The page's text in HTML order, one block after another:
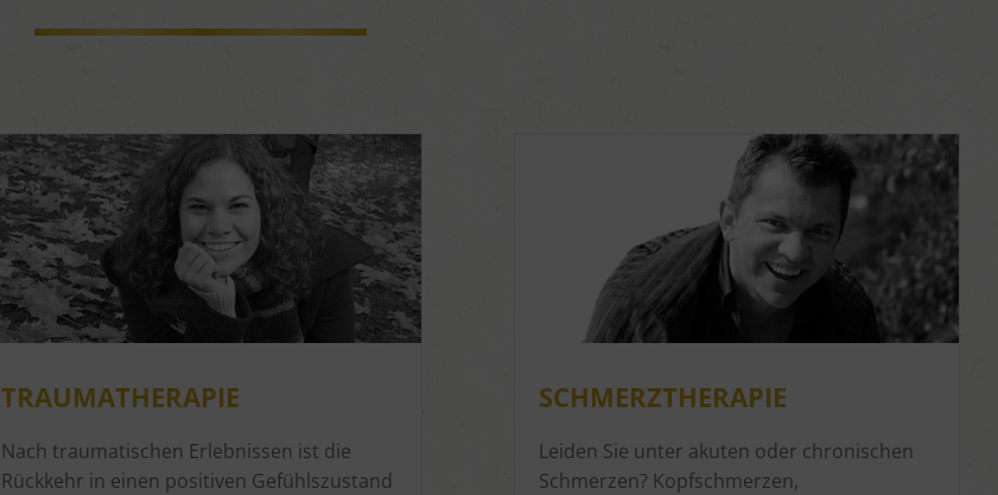
TRAUMATHERAPIE
Nach traumatischen Erlebnissen ist die
Rückkehr in einen positiven Gefühlszustand
SCHMERZTHERAPIE
Leiden Sie unter akuten oder chronischen
Schmerzen? Kopfschmerzen,